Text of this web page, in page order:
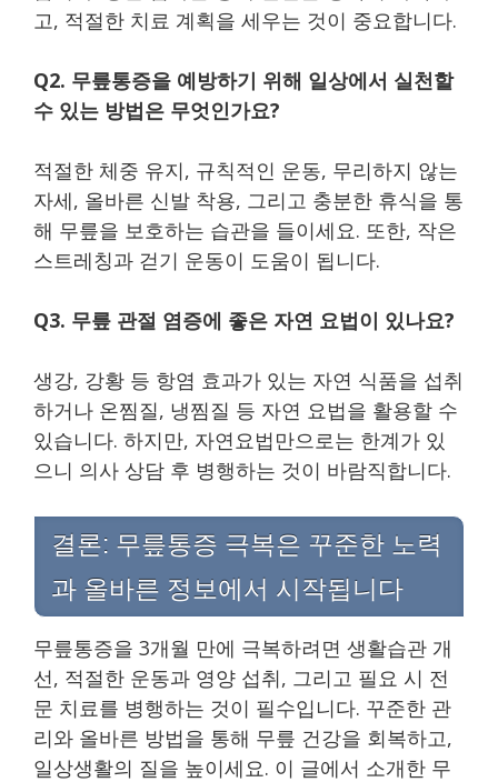
고, 적절한 치료 계획을 세우는 것이 중요합니다.
Q2. 무릎통증을 예방하기 위해 일상에서 실천할
수 있는 방법은 무엇인가요?
적절한 체중 유지, 규칙적인 운동, 무리하지 않는
자세, 올바른 신발 착용, 그리고 충분한 휴식을 통
해 무릎을 보호하는 습관을 들이세요. 또한, 작은
스트레칭과 걷기 운동이 도움이 됩니다.
Q3. 무릎 관절 염증에 좋은 자연 요법이 있나요?
생강, 강황 등 항염 효과가 있는 자연 식품을 섭취
하거나 온찜질, 냉찜질 등 자연 요법을 활용할 수
있습니다. 하지만, 자연요법만으로는 한계가 있
으니 의사 상담 후 병행하는 것이 바람직합니다.
결론: 무릎통증 극복은 꾸준한 노력
과 올바른 정보에서 시작됩니다
무릎통증을 3개월 만에 극복하려면 생활습관 개
선, 적절한 운동과 영양 섭취, 그리고 필요 시 전
문 치료를 병행하는 것이 필수입니다. 꾸준한 관
리와 올바른 방법을 통해 무릎 건강을 회복하고,
일상생활의 질을 높이세요. 이 글에서 소개한 무